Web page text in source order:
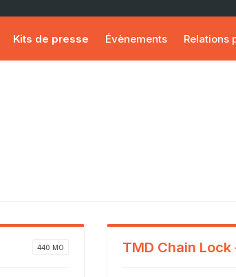
Kits de presse Évènements Relations
440 MO TMD Chain